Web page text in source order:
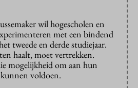
wil hogescholen en
met een bindend
tweede en derde studiejaar.
haalt, moet vertrekken.
mogelijkheid om aan hun
voldoen.